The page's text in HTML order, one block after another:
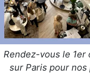
Rendez-vous le
sur Paris pour